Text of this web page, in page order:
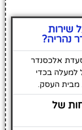
שירות
נהריה?
אלכסנדר
למעלה בכדי
מבית העסק.
של